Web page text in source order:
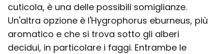
cuticola, è una delle possibili somiglianze.
Un'altra opzione è l'Hygrophorus eburneus, più
aromatico e che si trova sotto gli alberi
decidui, in particolare i faggi. Entrambe le